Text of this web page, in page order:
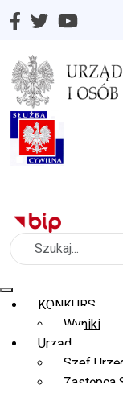
Wybierz swój język
Szukaj
KONKURS
Wyniki
Urząd
Szef
Zastępca